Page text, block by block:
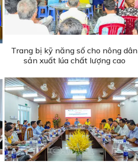
Trang bị kỹ năng số cho nông dân
sản xuất lúa chất lượng cao